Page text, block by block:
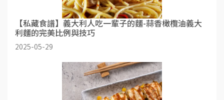
【私藏食譜】義大利人吃一輩子的麵-蒜香橄欖油義大
利麵的完美比例與技巧
2025-05-29